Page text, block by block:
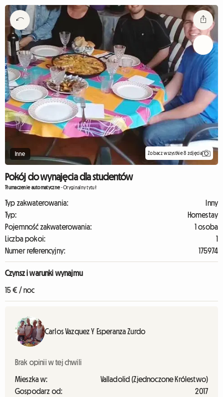
Inne Zobacz wszystkie 8 zdjęcia
Pokój do wynajęcia dla studentów
Tłumaczenie automatyczne-Oryginalny tytuł
Typ zakwaterowania:
Inny
Typ:
Homestay
Pojemność zakwaterowania:
1 osoba
Liczba pokoi:
1
Numer referencyjny:
175974
Czynsz i warunki wynajmu
15 € / noc
Carlos Vazquez Y Esperanza Zurdo
Brak opinii w tej chwili
Mieszka w:
Valladolid (Zjednoczone Królestwo)
Gospodarz od:
2017